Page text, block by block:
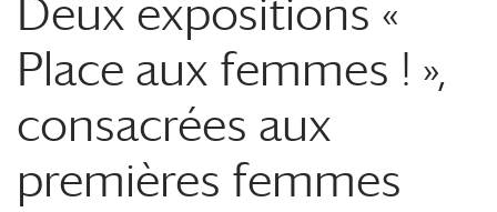
Deux expositions «
Place aux femmes ! »,
consacrées aux
premières femmes